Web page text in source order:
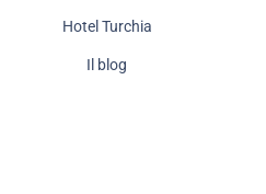
Hotel Turchia
Il blog